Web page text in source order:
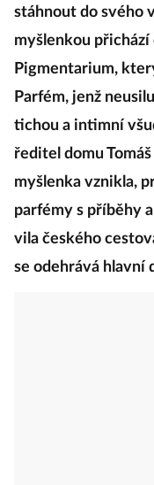
stáhnout do svého
myšlenkou
Pigmentarium,
Parfém, jenž
tichou a intimní
ředitel domu
myšlenka vznikla,
parfémy s příběhy
vila českého
se odehrává hlavní